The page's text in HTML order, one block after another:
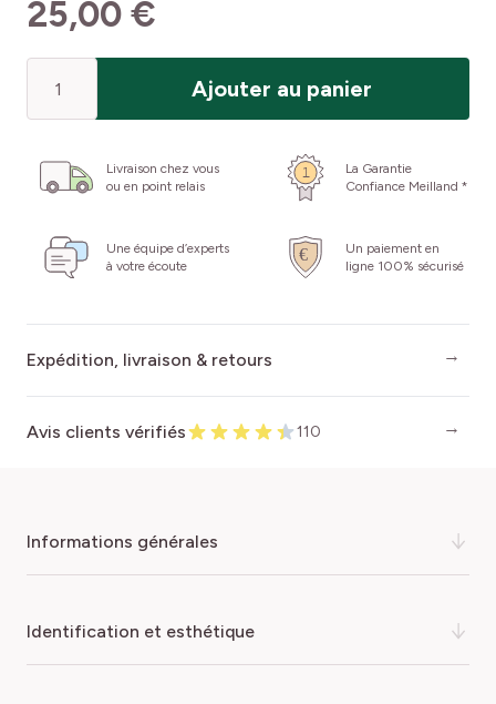
25,00 €
Ajouter au panier
Livraison chez vous
ou en point relais
La Garantie
Confiance Meilland *
Une équipe d’experts
à votre écoute
Un paiement en
ligne 100% sécurisé
Expédition, livraison & retours
Avis clients vérifiés 110
informations générales
Osez la différence avec le
EDDY
identification et esthétique